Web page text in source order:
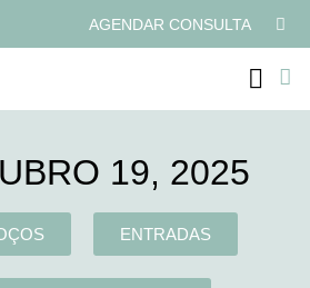
AGENDAR CONSULTA
19, 2025
ENTRADAS